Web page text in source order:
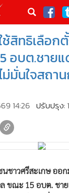
ช้สิทธิเลือก
อบต.ชาย
ม่มั่นใจสถา
14:26 ปรับปรุง:
ชาวศรีสะเกษ ออ
ล ขณะ 15 อบต. ช